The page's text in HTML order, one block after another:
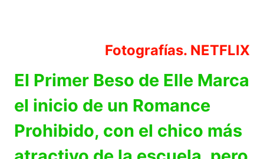
Fotografías. NETFLIX
El Primer Beso de Elle Marca
el inicio de un Romance
Prohibido, con el chico más